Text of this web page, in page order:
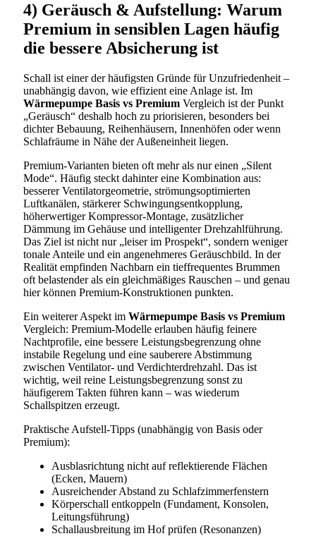
4) Geräusch & Aufstellung: Warum
Premium in sensiblen Lagen häufig
die bessere Absicherung ist
Schall ist einer der häufigsten Gründe für Unzufriedenheit –
unabhängig davon, wie effizient eine Anlage ist. Im
Wärmepumpe Basis vs Premium Vergleich ist der Punkt
„Geräusch“ deshalb hoch zu priorisieren, besonders bei
dichter Bebauung, Reihenhäusern, Innenhöfen oder wenn
Schlafräume in Nähe der Außeneinheit liegen.
Premium-Varianten bieten oft mehr als nur einen „Silent
Mode“. Häufig steckt dahinter eine Kombination aus:
besserer Ventilatorgeometrie, strömungsoptimierten
Luftkanälen, stärkerer Schwingungsentkopplung,
höherwertiger Kompressor-Montage, zusätzlicher
Dämmung im Gehäuse und intelligenter Drehzahlführung.
Das Ziel ist nicht nur „leiser im Prospekt“, sondern weniger
tonale Anteile und ein angenehmeres Geräuschbild. In der
Realität empfinden Nachbarn ein tieffrequentes Brummen
oft belastender als ein gleichmäßiges Rauschen – und genau
hier können Premium-Konstruktionen punkten.
Ein weiterer Aspekt im Wärmepumpe Basis vs Premium
Vergleich: Premium-Modelle erlauben häufig feinere
Nachtprofile, eine bessere Leistungsbegrenzung ohne
instabile Regelung und eine sauberere Abstimmung
zwischen Ventilator- und Verdichterdrehzahl. Das ist
wichtig, weil reine Leistungsbegrenzung sonst zu
häufigerem Takten führen kann – was wiederum
Schallspitzen erzeugt.
Praktische Aufstell-Tipps (unabhängig von Basis oder
Premium):
Ausblasrichtung nicht auf reflektierende Flächen
(Ecken, Mauern)
Ausreichender Abstand zu Schlafzimmerfenstern
Körperschall entkoppeln (Fundament, Konsolen,
Leitungsführung)
Schallausbreitung im Hof prüfen (Resonanzen)